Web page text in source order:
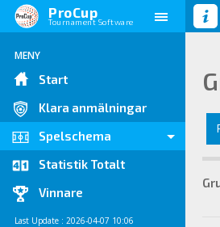
ProCup
Tournament Software
MENY
Start
Klara anmälningar
Spelschema
Statistik Totalt
Vinnare
Last Update : 2026-04-07 10:06